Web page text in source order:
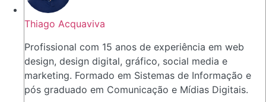
Thiago Acquaviva
Profissional com 15 anos de experiência em web
design, design digital, gráfico, social media e
marketing. Formado em Sistemas de Informação e
pós graduado em Comunicação e Mídias Digitais.